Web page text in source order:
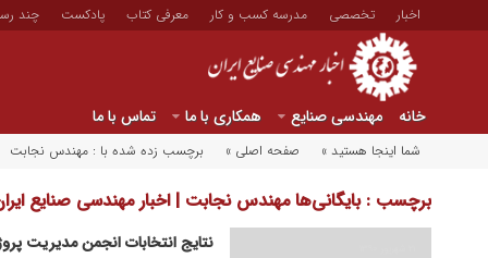
اخبار تخصصی مدرسه کسب و کار معرفی کتاب پادکست چند
خانه مهندسی صنایع همکاری با ما تماس با ما
شما اینجا هستید » صفحه اصلی » برچسب زده شده با : مهندس نجابت
برچسب : بایگانی‌ها مهندس نجابت | اخبار مهندسی صنایع
نتایج انتخابات انجمن مدیریت